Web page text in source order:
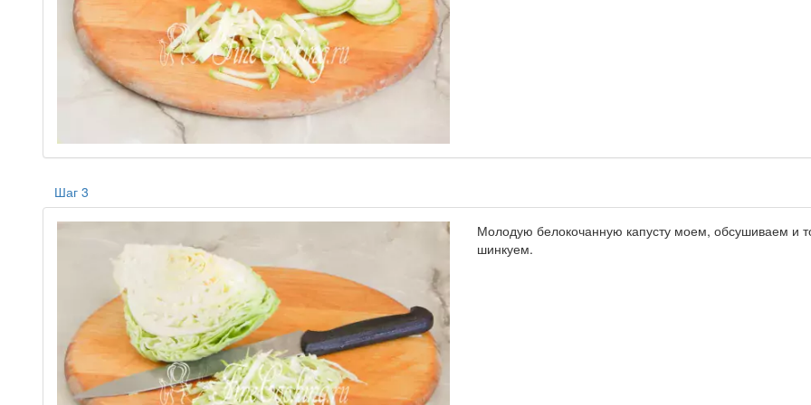
Шаг 3
Молодую белокочанную капусту моем, обсушиваем и
шинкуем.